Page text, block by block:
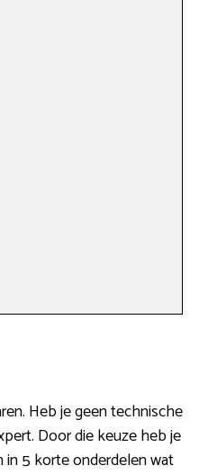
Heb je geen technische
Door die keuze heb je
in 5 korte onderdelen wat